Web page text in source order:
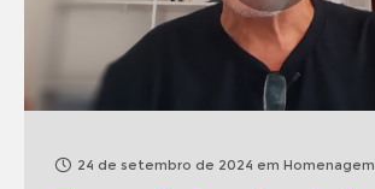
24 de setembro de 2024 em Homenagem